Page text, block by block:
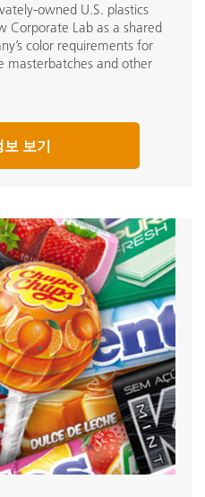
owned U.S. plastics
Corporate Lab as a shared
color requirements for
masterbatches and other
보기